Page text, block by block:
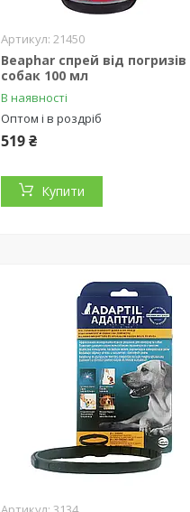
21450
Beaphar спрей від погризів
собак 100 мл
В наявності
Оптом і в роздріб
519 ₴
Купити